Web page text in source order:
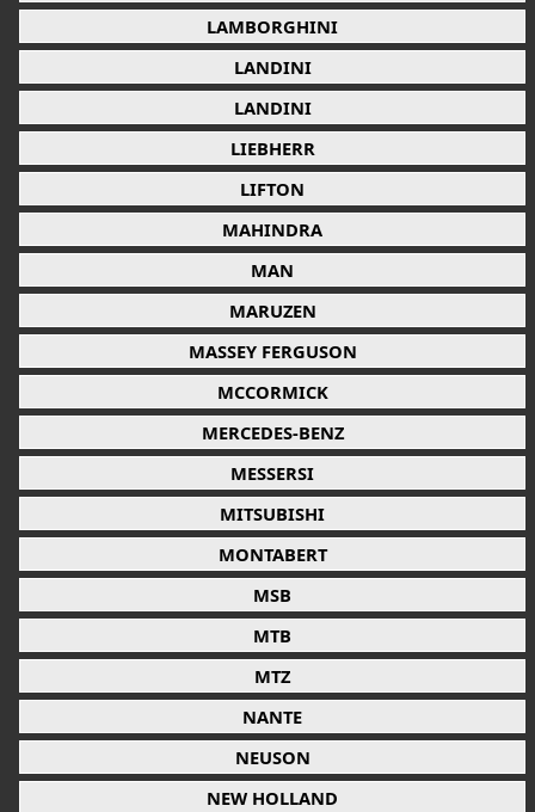
LAMBORGHINI
LANDINI
LANDINI
LIEBHERR
LIFTON
MAHINDRA
MAN
MARUZEN
MASSEY FERGUSON
MCCORMICK
MERCEDES-BENZ
MESSERSI
MITSUBISHI
MONTABERT
MSB
MTB
MTZ
NANTE
NEUSON
NEW HOLLAND